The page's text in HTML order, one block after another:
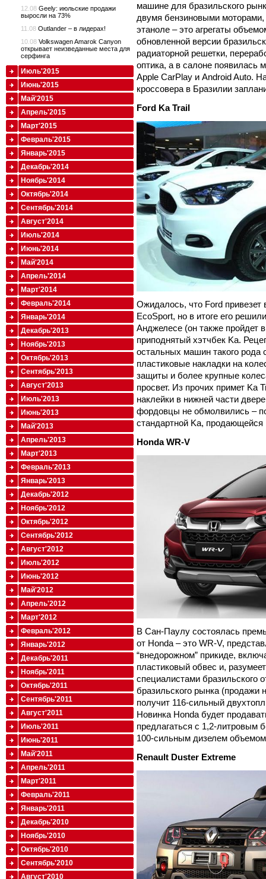
машине для бразильского
двумя бензиновыми моторами,
этаноле – это агрегаты
обновленной версии
радиаторной решетки,
оптика, а в салоне появилась
Apple CarPlay и Android Auto.
кроссовера в Бразилии
Ford Ka Trail
Ожидалось, что Ford
EcoSport, но в итоге его
Анджелесе (он также пройдет
приподнятый хэтчбек Ka.
остальных машин такого рода
пластиковые накладки на
защиты и более крупные
просвет. Из прочих примет Ka
наклейки в нижней части
фордовцы не обмолвились –
стандартной Ka, продающейся
HondaWR-V
В Сан-Паулу состоялась
от Honda – это WR-V,
“внедорожном” прикиде,
пластиковый обвес и,
специалистами бразильского
бразильского рынка (продажи
получит 116-сильный
Новинка Honda будет
предлагаться с 1,2-литровым
100-сильным дизелем
Renault Duster Extreme
12.08 Geely: июльские продажи
выросли на 73%
11.08 Outlander – в лидерах!
10.08 Volkswagen Amarok Canyon
открывает неизведанные места для
серфинга
Июль'2015
Июнь'2015
Май'2015
Апрель'2015
Март'2015
Февраль'2015
Январь'2015
Декабрь'2014
Ноябрь'2014
Октябрь'2014
Сентябрь'2014
Август'2014
Июль'2014
Июнь'2014
Май'2014
Апрель'2014
Март'2014
Февраль'2014
Январь'2014
Декабрь'2013
Ноябрь'2013
Октябрь'2013
Сентябрь'2013
Август'2013
Июль'2013
Июнь'2013
Май'2013
Апрель'2013
Март'2013
Февраль'2013
Январь'2013
Декабрь'2012
Ноябрь'2012
Октябрь'2012
Сентябрь'2012
Август'2012
Июль'2012
Июнь'2012
Май'2012
Апрель'2012
Март'2012
Февраль'2012
Январь'2012
Декабрь'2011
Ноябрь'2011
Октябрь'2011
Сентябрь'2011
Август'2011
Июль'2011
Июнь'2011
Май'2011
Апрель'2011
Март'2011
Февраль'2011
Январь'2011
Декабрь'2010
Ноябрь'2010
Октябрь'2010
Сентябрь'2010
Август'2010